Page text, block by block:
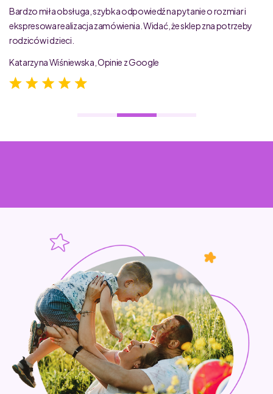
Bardzo miła obsługa, szybka odpowiedź na pytanie o rozmiar i
ekspresowa realizacja zamówienia. Widać, że sklep zna potrzeby
rodziców i dzieci.
Katarzyna Wiśniewska, Opinie z Google